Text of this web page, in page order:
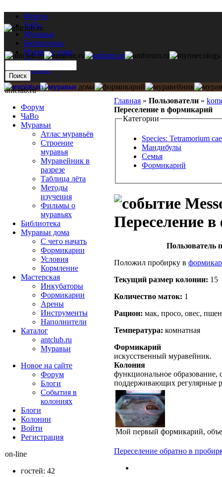
Форум
ЧаВо
Муравьи
Библиотека
Муравьи дома
Мастерская
Каталог
Главная » Пользователи »
Переселение в формикарий
Категории
Species: Tetramorium
Мандибулы
Семья
Формикарий
Переселение
Пользователь
Положил пробирку в
Текущий размер кoлонии: 15
Количество маток: 1
Рацион: мак, просо, овес,
Температура: комнатная
Формикарий
искусственный муравейник.
Колония
функциональное образование,
поддерживающих регулярные
Мой первый формикарий,
Переселение обратно в
antclub.ru
Форум
ЧаВо
Муравьи
Атлас муравьёв
Строение
муравья
Муравейник в
разрезе
Таблица лёта
Методы
изучения
Фильмы о
муравьях
Библиотека
Муравьи дома
С чего начать
Формикарии
Условия
Кормление
Мастерская
Инкубаторы
Формикарии
Арены
Инструменты
Наполнители
Каталог
antclub.ru
Муравьи
Новое на сайте
Форум
Блоги
События в
колониях
Блоги
Колонии
Войти
Peгиcтpaция
on-line
гостей: 42